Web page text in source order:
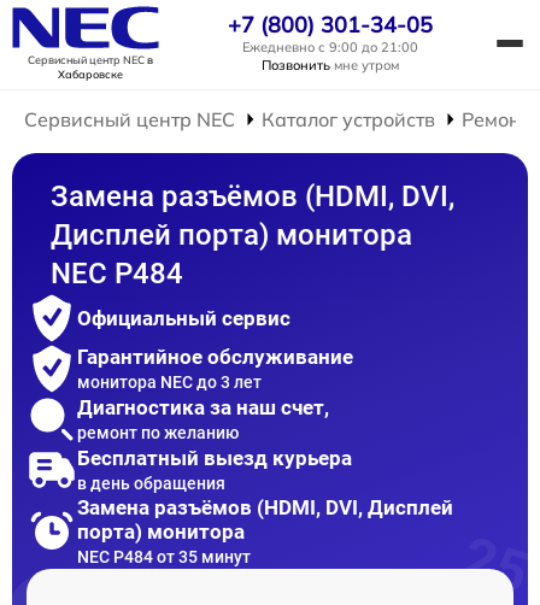
Сервисный центр NECв
Хабаровске
+7 (800) 301-34-05
Ежедневно с 9:00 до 21:00
Позвонить мне утром
Сервисный центр NEC Каталог устройств Ремонт
Замена разъёмов (HDMI, DVI,
Дисплей порта) монитора
NEC P484
Официальный сервис
Гарантийное обслуживание
монитора NEC до 3 лет
Диагностика за наш счет,
ремонт по желанию
Бесплатный выезд курьера
в день обращения
Замена разъёмов (HDMI, DVI, Дисплей
порта) монитора
NEC P484 от 35 минут